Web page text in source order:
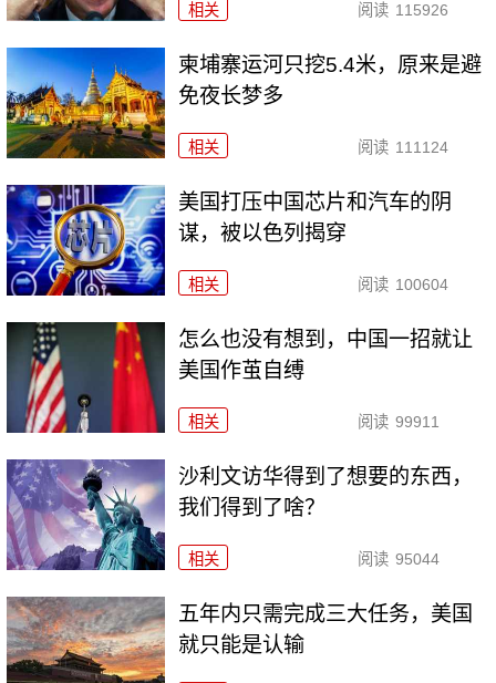
相关 阅读 115926
柬埔寨运河只挖5.4米，原来是避
免夜长梦多
相关 阅读 111124
美国打压中国芯片和汽车的阴
谋，被以色列揭穿
相关 阅读 100604
怎么也没有想到，中国一招就让
美国作茧自缚
相关 阅读 99911
沙利文访华得到了想要的东西，
我们得到了啥？
相关 阅读 95044
五年内只需完成三大任务，美国
就只能是认输